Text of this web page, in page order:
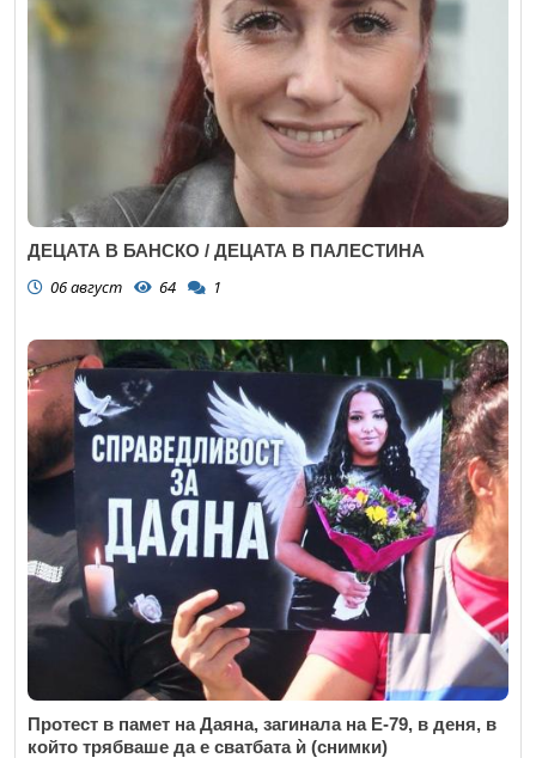
ДЕЦАТА В БАНСКО / ДЕЦАТА В ПАЛЕСТИНА
06 август 64 1
Протест в памет на Даяна, загинала на Е-79, в деня, в
който трябваше да е сватбата ѝ (снимки)